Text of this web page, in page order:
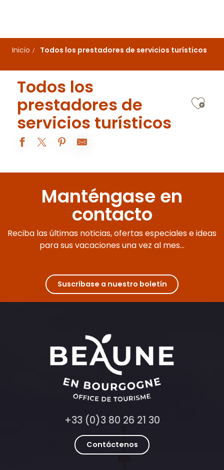
principal
Inicio
Todos los prestadores de servicios turísticos
Todos los
prestadores de
servicios turísticos
Gîte du Château
Meublé "Les Vignes de Paris"
La Riotte
Gîte "La Maison du Canal"
Villa Roland en Bourgogne
Galerie Ars Essentia
Manténgase en
contacto
Reciba las últimas noticias, ofertas especiales e ideas
para sus vacaciones una vez al mes...
Suscríbase a nuestro boletín
+33 (0)3 80 26 21 30
Contáctenos